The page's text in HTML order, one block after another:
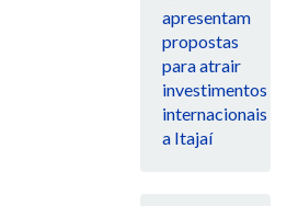
apresentam
propostas
para atrair
investimentos
internacionais
a Itajaí